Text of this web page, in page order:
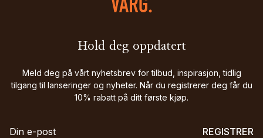
Hold deg oppdatert
Meld deg på vårt nyhetsbrev for tilbud, inspirasjon, tidlig
tilgang til lanseringer og nyheter. Når du registrerer deg får du
10% rabatt på ditt første kjøp.
REGISTRER